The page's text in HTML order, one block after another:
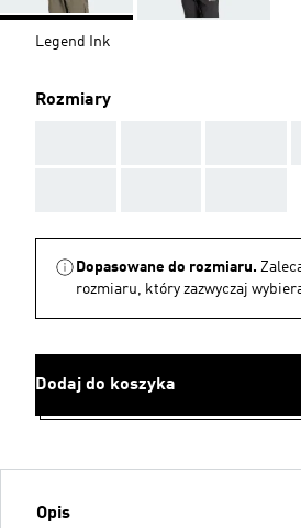
Legend Ink
Rozmiary
Dopasowane do rozmiaru.
rozmiaru, który zazwyczaj
Dodaj do koszyka
Opis